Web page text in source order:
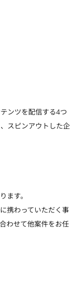
ンツを配信する4つ
スピンアウトした企
ます。
携わっていただく事
わせて他案件をお任